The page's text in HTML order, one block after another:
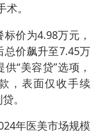
。
标价为4.98万元，
价飙升至7.45万
“美容贷”选项，
，表面仅收手续
。
年医美市场规模